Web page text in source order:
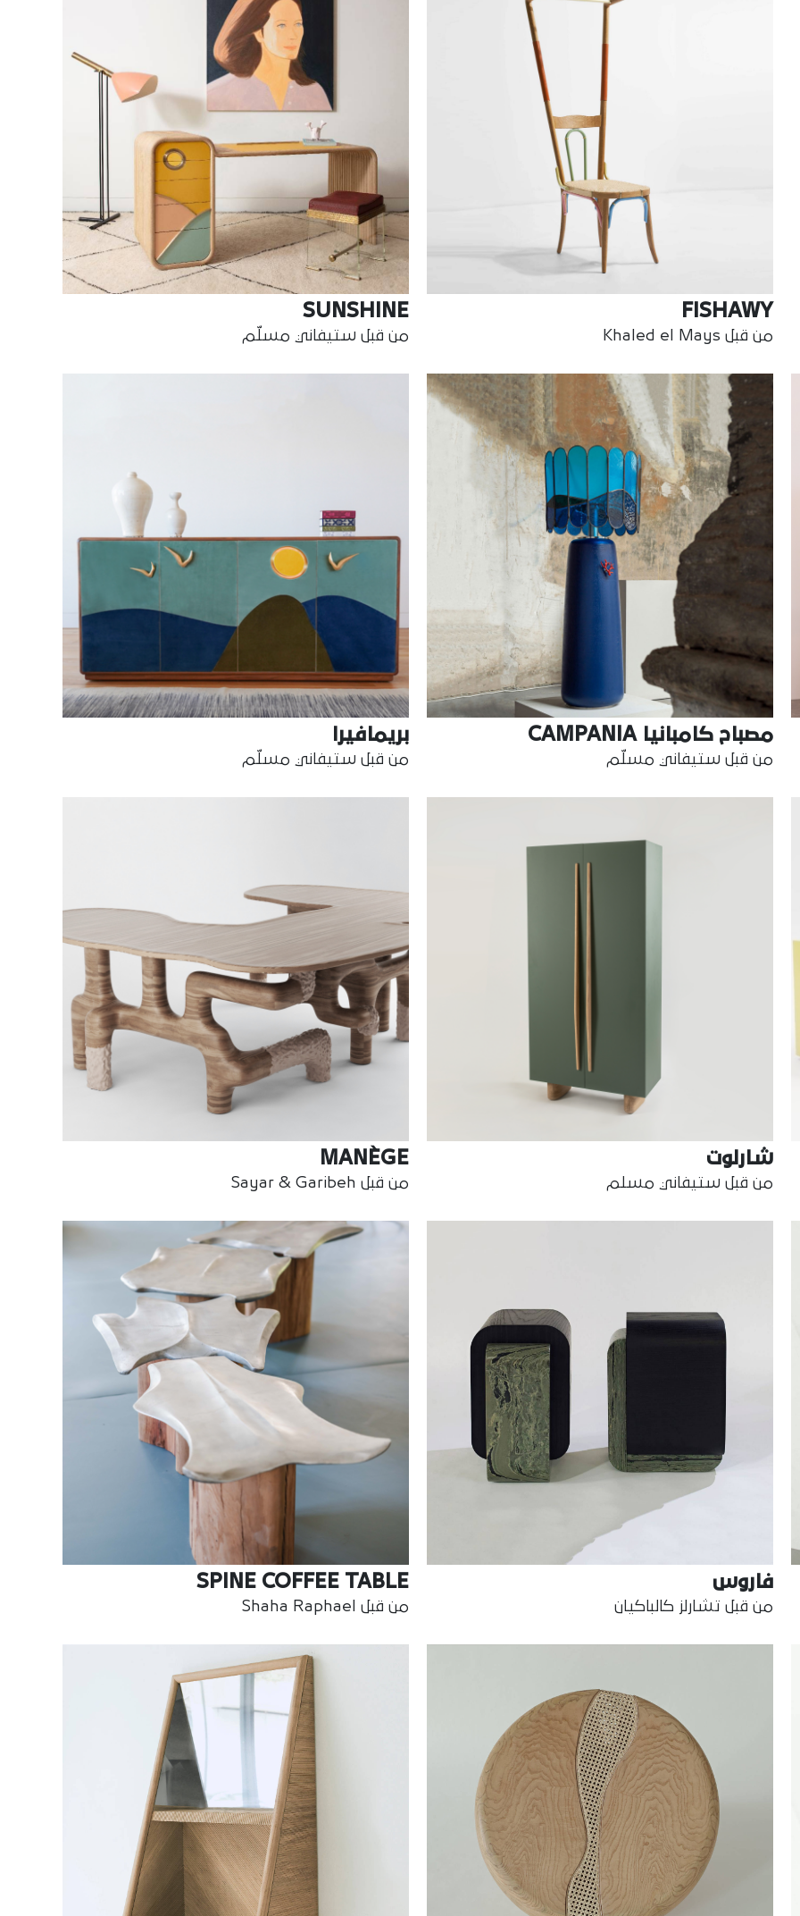
SUNSHINE
من قبل ستيفاني مسلّم
FISHAWY
من قبل Khaled el Mays
بريمافيرا
من قبل ستيفاني مسلّم
مصباح كامبانيا CAMPANIA
من قبل ستيفاني مسلّم
MANÈGE
من قبل Sayar & Garibeh
شارلوت
من قبل ستيفاني مسلم
SPINE COFFEE TABLE
من قبل Shaha Raphael
فاروس
من قبل تشارلز كالباكيان